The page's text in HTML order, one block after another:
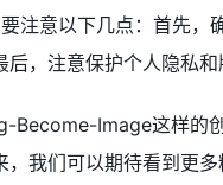
意以下几点：首先，
，注意保护个人隐私
Become-Image这样的
我们可以期待看到更